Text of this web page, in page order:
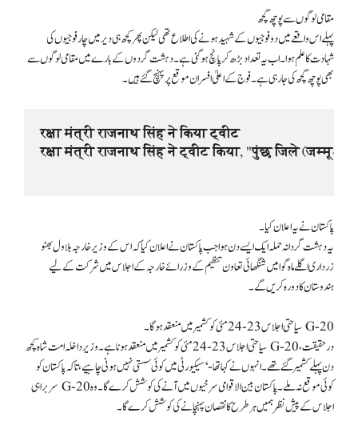
مقامی لوگوں سے پوچھ گچھ
پہلے اس واقعے میں دو فوجیوں کے شہید ہونے کی اطلاع تھی لیکن پھر کچھ ہی دیر میں چار فوجیوں کی
شہادت کا علم ہوا۔ اب یہ تعداد بڑھ کر پانچ ہو گئی ہے۔ دہشت گردوں کے بارے میں مقامی لوگوں سے
بھی پوچھ گچھ کی جا رہی ہے۔ فوج کے اعلیٰ افسران موقع پر پہنچ گئے ہیں۔
रक्षा मंत्री राजनाथ सिंह ने किया ट्वीट
रक्षा मंत्री राजनाथ सिंह ने ट्वीट किया, "पुंछ जिले (जम्मू-
پاکستان نے یہ اعلان کیا۔
یہ دہشت گردانہ حملہ ایک ایسے دن ہوا جب پاکستان نے اعلان کیا کہ اس کے وزیر خارجہ بلاول بھٹو
زرداری اگلے ماہ گوا میں شنگھائی تعاون تنظیم کے وزرائے خارجہ کے اجلاس میں شرکت کے لیے
ہندوستان کا دورہ کریں گے۔
G-20 سیاحتی اجلاس 23-24 مئی کو کشمیر میں منعقد ہوگا۔
درحقیقت، G-20 سیاحتی اجلاس 23-24 مئی کو کشمیر میں منعقد ہونا ہے۔ وزیر داخلہ امت شاہ کچھ
دن پہلے کشمیر گئے تھے۔ انہوں نے کہا تھا- ‘سیکیورٹی میں کوئی سستی نہیں ہونی چاہیے، تاکہ پاکستان کو
کوئی موقع نہ ملے۔ پاکستان بین الاقوامی سرخیوں میں آنے کی کوشش کرے گا۔ وہ G-20 سربراہی
اجلاس کے پیش نظر ہمیں ہر طرح کا نقصان پہنچانے کی کوشش کرے گا۔